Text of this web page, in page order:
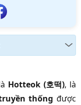
Hotteok (호떡), là
thống được